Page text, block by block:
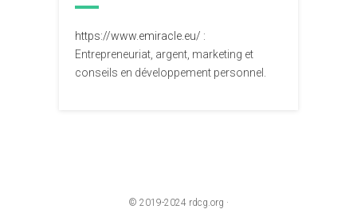
https://www.emiracle.eu/ :
Entrepreneuriat, argent, marketing et
conseils en développement personnel.
© 2019-2024 rdcg.org ·